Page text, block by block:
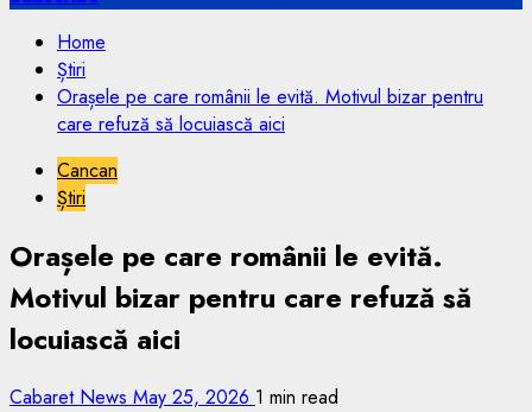
Home
Știri
Orașele pe care românii le evită. Motivul bizar pentru
care refuză să locuiască aici
Cancan
Știri
Orașele pe care românii le evită.
Motivul bizar pentru care refuză să
locuiască aici
Cabaret News May 25, 2026 1 min read